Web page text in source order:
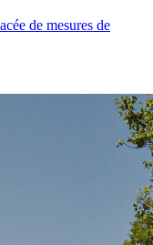
de mesures de